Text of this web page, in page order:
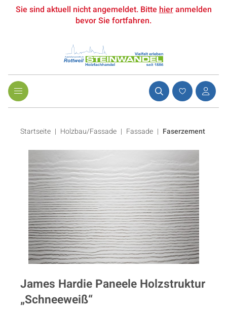
Sie sind aktuell nicht angemeldet. Bittehieranmelden
bevor Sie fortfahren.
Startseite Holzbau/Fassade | Fassade | Faserzement
James Hardie Paneele Holzstruktur
„Schneeweiß“